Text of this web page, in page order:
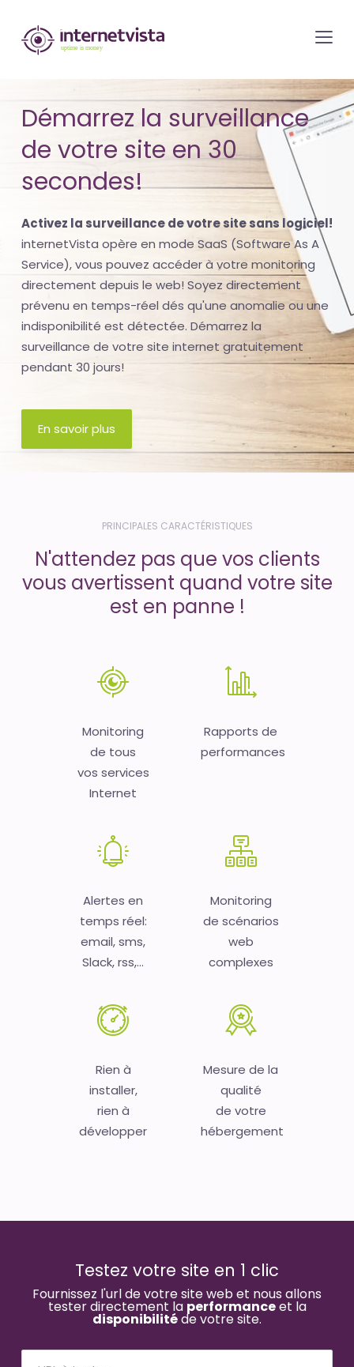
internetvista
monitoring
surveillance
de
site
web
et
de
services
internet-
Uptime
is
money
Démarrez la surveillance
de votre site en 30
secondes!
Activez la surveillance de votre site sans logiciel!
internetVista opère en mode SaaS (Software As A
Service), vous pouvez accéder à votre monitoring
directement depuis le web! Soyez directement
prévenu en temps-réel dés qu'une anomalie ou une
indisponibilité est détectée. Démarrez la
surveillance de votre site internet gratuitement
pendant 30 jours!
En savoir plus
PRINCIPALES CARACTÉRISTIQUES
N'attendez pas que vos clients
vous avertissent quand votre site
est en panne !
Monitoring
de tous
vos services
Internet
Rapports de
performances
Alertes en
temps réel:
email, sms,
Slack, rss,...
Monitoring
de scénarios
web
complexes
Rien à
installer,
rien à
développer
Mesure de la
qualité
de votre
hébergement
Testez votre site en 1 clic
Fournissez l'url de votre site web et nous allons
tester directement la performanceet la
disponibilitéde votre site.